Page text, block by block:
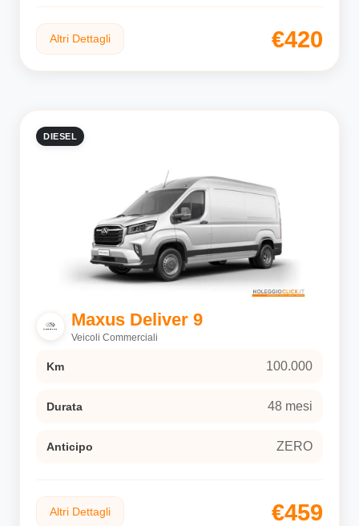
Altri Dettagli €420
DIESEL
Maxus Deliver 9
Veicoli Commerciali
Km 100.000
Durata 48 mesi
Anticipo ZERO
Altri Dettagli €459